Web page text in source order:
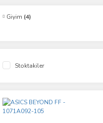
Giyim (4)
Stoktakiler